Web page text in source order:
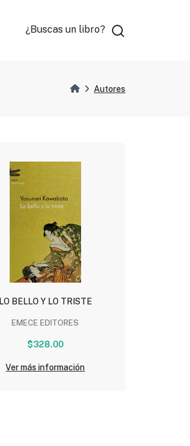
¿Buscas un libro?
Autores
LO BELLO Y LO TRISTE
EMECE EDITORES
$328.00
Ver más información